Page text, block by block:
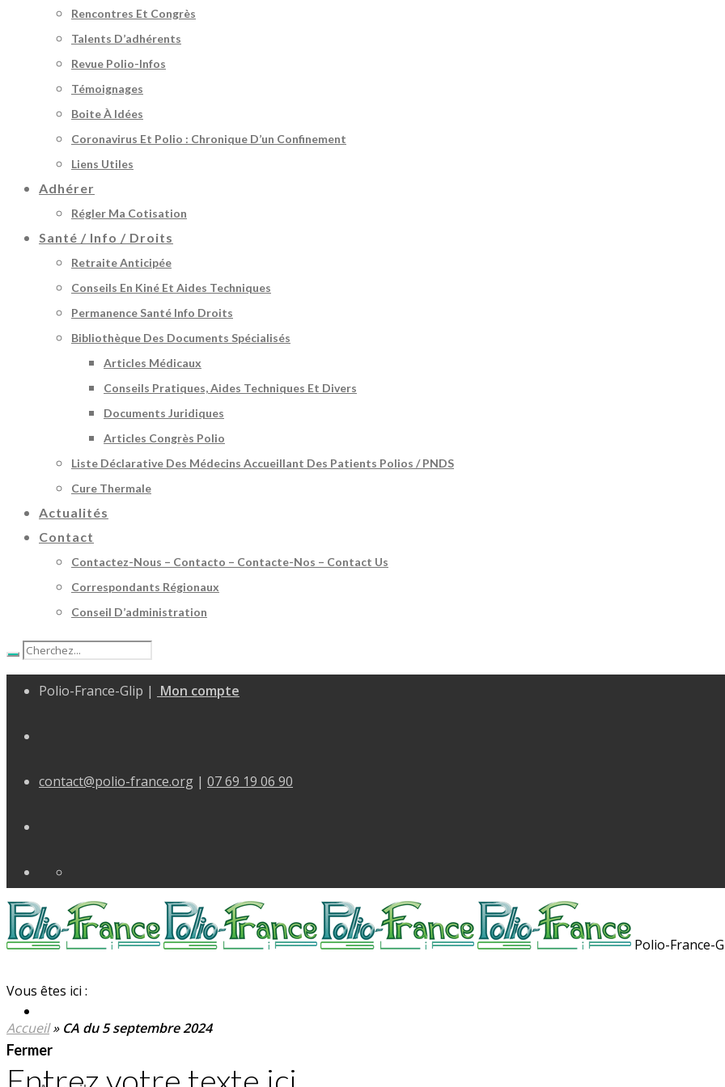
Rencontres Et Congrès
Talents D’adhérents
Revue Polio-Infos
Témoignages
Boite À Idées
Coronavirus Et Polio : Chronique D’un Confinement
Liens Utiles
Adhérer
Régler Ma Cotisation
Santé / Info / Droits
Retraite Anticipée
Conseils En Kiné Et Aides Techniques
Permanence Santé Info Droits
Bibliothèque Des Documents Spécialisés
Articles Médicaux
Conseils Pratiques, Aides Techniques Et Divers
Documents Juridiques
Articles Congrès Polio
Liste Déclarative Des Médecins Accueillant Des Patients Polios / PNDS
Cure Thermale
Actualités
Contact
Contactez-Nous – Contacto – Contacte-Nos – Contact Us
Correspondants Régionaux
Conseil D’administration
Polio-France-Glip | Mon compte
contact@polio-france.org | 07 69 19 06 90
Polio-France-
Vous êtes ici :
Accueil» CA du 5 septembre 2024
Fermer